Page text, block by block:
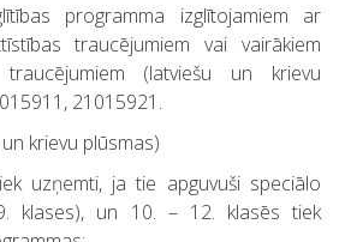
programma izglītojamiem ar
traucējumiem vai vairākiem
(latviešu un krievu
21015921.
krievu plūsmas)
uzņemti, ja tie apguvuši speciālo
klases), un 10. – 12. klasēs tiek